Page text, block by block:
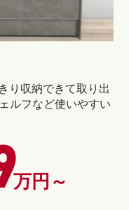
り収納できて取り出
ルフなど使いやすい
万円～